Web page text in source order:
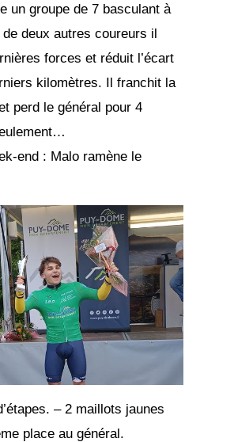
un groupe de 7 basculant à
de deux autres coureurs il
forces et réduit l’écart
kilomètres. Il franchit la
perd le général pour 4
end : Malo ramène le
– 2 maillots jaunes
place au général.